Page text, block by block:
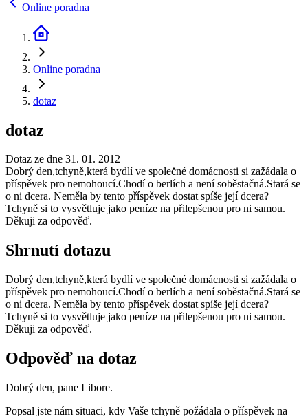
Online poradna
Online poradna
dotaz
dotaz
Dotaz ze dne 31. 01. 2012
Dobrý den,tchyně,která bydlí ve společné domácnosti si zažádala o
příspěvek pro nemohoucí.Chodí o berlích a není soběstačná.Stará se
o ni dcera. Neměla by tento příspěvek dostat spíše její dcera?
Tchyně si to vysvětluje jako peníze na přilepšenou pro ni samou.
Děkuji za odpověď.
Shrnutí dotazu
Dobrý den,tchyně,která bydlí ve společné domácnosti si zažádala o
příspěvek pro nemohoucí.Chodí o berlích a není soběstačná.Stará se
o ni dcera. Neměla by tento příspěvek dostat spíše její dcera?
Tchyně si to vysvětluje jako peníze na přilepšenou pro ni samou.
Děkuji za odpověď.
Odpověď na dotaz
Dobrý den, pane Libore.
Popsal jste nám situaci, kdy Vaše tchyně požádala o příspěvek na